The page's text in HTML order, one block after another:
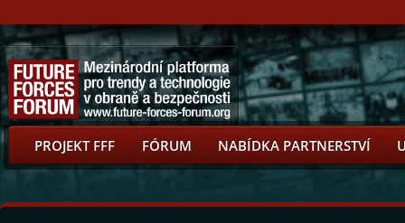
PROJEKT FFF FÓRUM NABÍDKA PARTNERSTVÍ